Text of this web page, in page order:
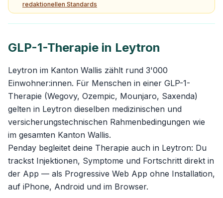
redaktionellen Standards
GLP-1-Therapie in Leytron
Leytron im Kanton Wallis zählt rund 3'000
Einwohner:innen. Für Menschen in einer GLP-1-
Therapie (Wegovy, Ozempic, Mounjaro, Saxenda)
gelten in Leytron dieselben medizinischen und
versicherungstechnischen Rahmenbedingungen wie
im gesamten Kanton Wallis.
Penday begleitet deine Therapie auch in Leytron: Du
trackst Injektionen, Symptome und Fortschritt direkt in
der App — als Progressive Web App ohne Installation,
auf iPhone, Android und im Browser.